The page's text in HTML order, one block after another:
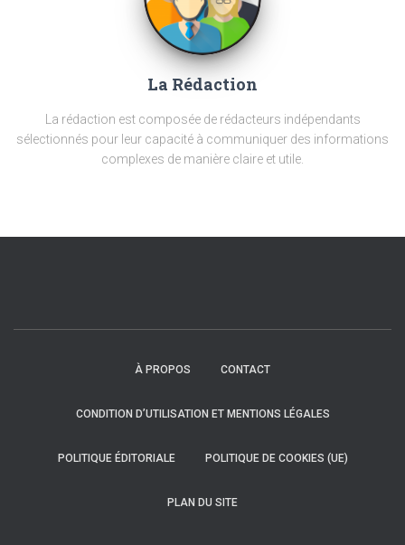
La Rédaction
La rédaction est composée de rédacteurs indépendants
sélectionnés pour leur capacité à communiquer des informations
complexes de manière claire et utile.
À PROPOS CONTACT
CONDITION D’UTILISATION ET MENTIONS LÉGALES
POLITIQUE ÉDITORIALE POLITIQUE DE COOKIES (UE)
PLAN DU SITE